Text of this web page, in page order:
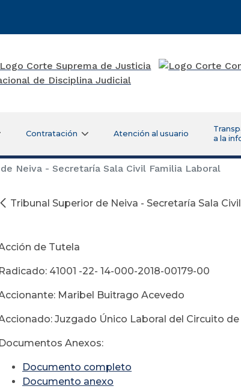
Contratación Atención al usuario
a la
Neiva - Secretaría Sala Civil Familia Laboral
Tribunal Superior de Neiva - Secretaría Sala
Noviembre
de Tutela
Radicado: 41001 -22- 14-000-2018-00179-00
Maribel Buitrago Acevedo
Juzgado Único Laboral del Circuito
Documentos Anexos:
Documento completo
Documento anexo